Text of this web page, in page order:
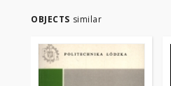
OBJECTS similar